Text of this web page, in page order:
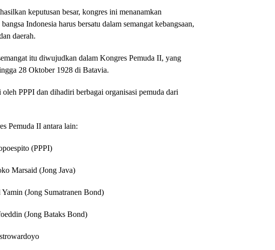
keputusan besar, kongres ini menanamkan
Indonesia harus bersatu dalam semangat kebangsaan,
daerah.
itu diwujudkan dalam Kongres Pemuda II, yang
28 Oktober 1928 di Batavia.
PPPI dan dihadiri berbagai organisasi pemuda dari
Pemuda II antara lain:
(PPPI)
Marsaid (Jong Java)
(Jong Sumatranen Bond)
(Jong Bataks Bond)